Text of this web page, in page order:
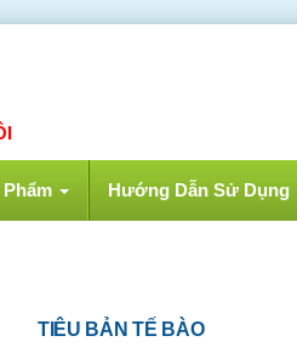
Phẩm Hướng Dẫn Sử Dụng
TIÊU BẢN TẾ BÀO